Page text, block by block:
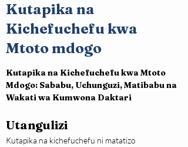
Kutapika na
Kichefuchefu kwa
Mtoto mdogo
Kutapika na Kichefuchefu kwa Mtoto
Mdogo: Sababu, Uchunguzi, Matibabu na
Wakati wa Kumwona Daktari
Utangulizi
Kutapika na kichefuchefu ni matatizo